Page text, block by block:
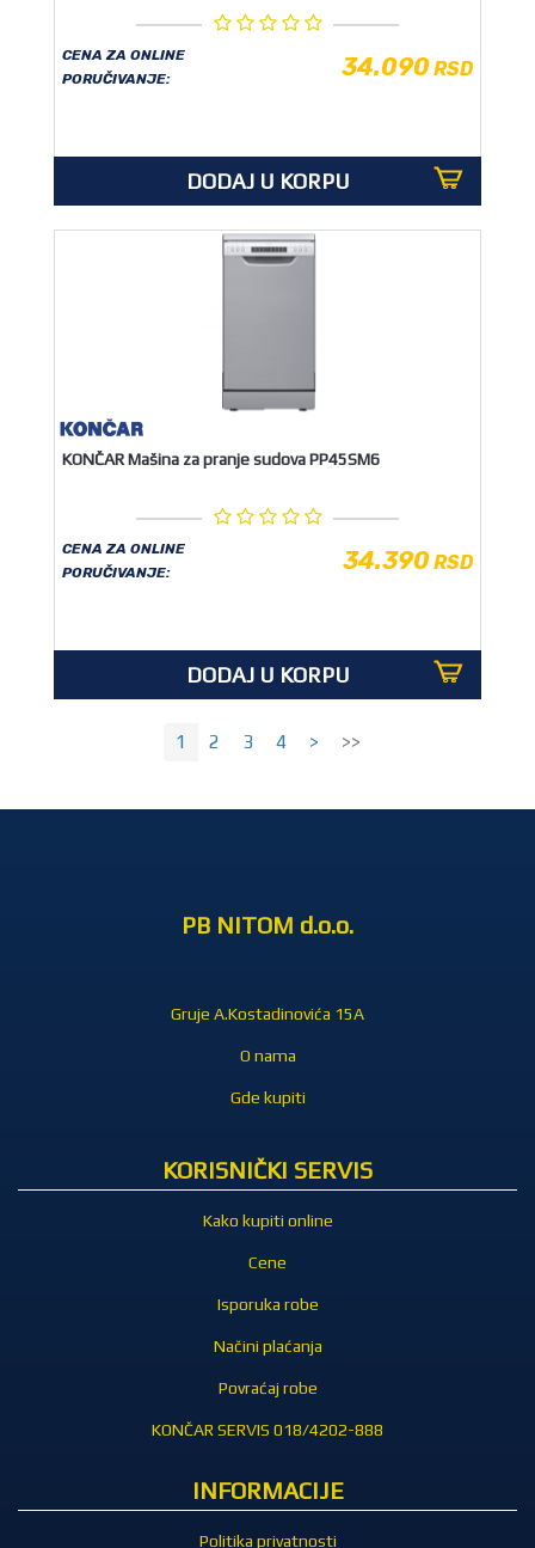
CENA ZA ONLINE
PORUČIVANJE:
34.090RSD
DODAJ U KORPU
KONČAR Mašina za pranje sudova PP45SM6
CENA ZA ONLINE
PORUČIVANJE:
34.390RSD
DODAJ U KORPU
1 2 3 4 > >>
PB NITOM d.o.o.
Gruje A.Kostadinovića 15A
O nama
Gde kupiti
KORISNIČKI SERVIS
Kako kupiti online
Cene
Isporuka robe
Načini plaćanja
Povraćaj robe
KONČAR SERVIS 018/4202-888
INFORMACIJE
Politika privatnosti